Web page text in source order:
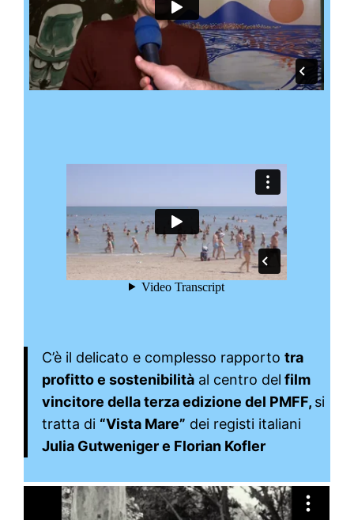
C’è il delicato e complesso rapporto tra
profitto e sostenibilitàal centro del film
vincitore della terza edizione del PMFF, si
tratta di “Vista Mare” dei registi italiani
Julia Gutweniger e Florian Kofler